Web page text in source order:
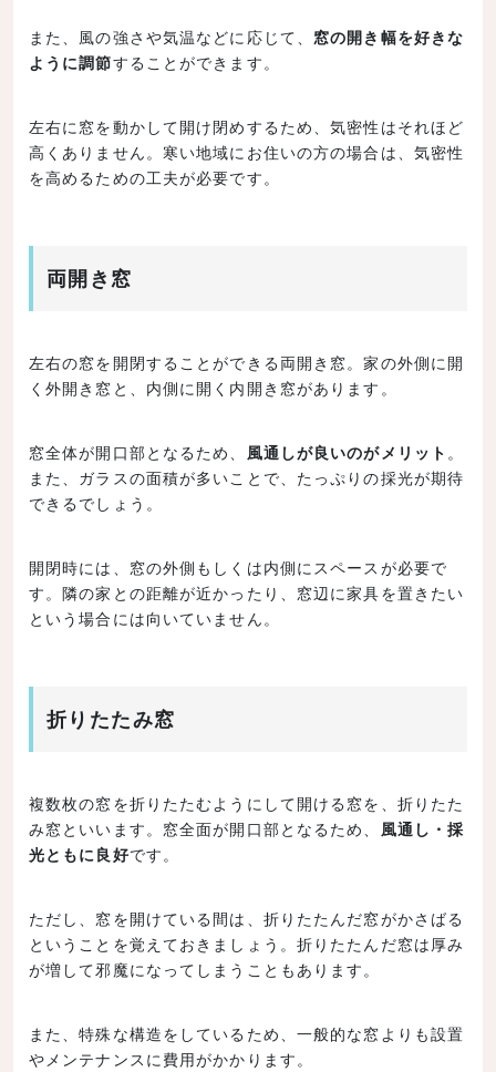
また、風の強さや気温などに応じて、 窓の開き幅を好きな
ように調節することができます。
左右に窓を動かして開け閉めするため、気密性はそれほど
高くありません。寒い地域にお住いの方の場合は、気密性
を高めるための工夫が必要です。
両開き窓
左右の窓を開閉することができる両開き窓。家の外側に開
く外開き窓と、内側に開く内開き窓があります。
窓全体が開口部となるため、 風通しが良いのがメリット 。
また、ガラスの面積が多いことで、たっぷりの採光が期待
できるでしょう。
開閉時には、窓の外側もしくは内側にスペースが必要で
す。隣の家との距離が近かったり、窓辺に家具を置きたい
という場合には向いていません。
折りたたみ窓
複数枚の窓を折りたたむようにして開ける窓を、折りたた
み窓といいます。窓全面が開口部となるため、 風通し・採
光ともに良好です。
ただし、窓を開けている間は、折りたたんだ窓がかさばる
ということを覚えておきましょう。折りたたんだ窓は厚み
が増して邪魔になってしまうこともあります。
また、特殊な構造をしているため、一般的な窓よりも設置
やメンテナンスに費用がかかります。